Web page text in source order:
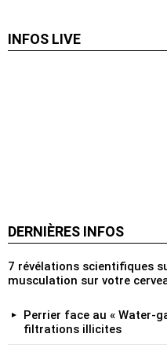
INFOS LIVE
DERNIÈRES INFOS
7 révélations scientifiques
musculation sur votre
Perrier face au «
filtrations illicites